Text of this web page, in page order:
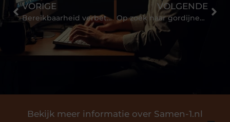
Bekijk meer informatie over Samen-1.nl
VORIGE
Bereikbaarheid verbeteren met vast nummer op mobiel
VOLGENDE
Op zoek naar gordijnen in Veenendaal?